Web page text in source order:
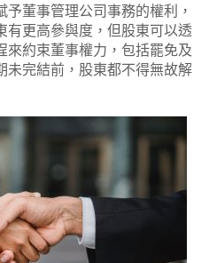
予董事管理公司事務的權利，
有更高參與度，但股東可以透
來約束董事權力，包括罷免及
未完結前，股東都不得無故解